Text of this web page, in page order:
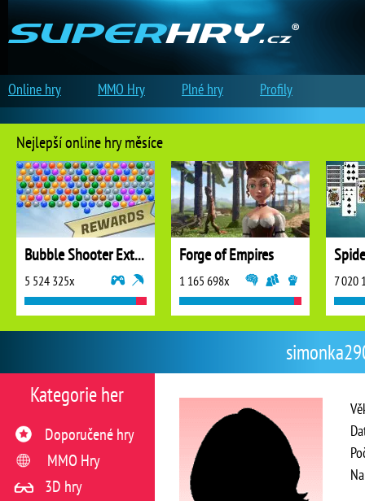
Kategorie her
Doporučené hry
MMO Hry
3D hry
Nejlepší online hry měsíce
Bubble Shooter Extreme
5 524 325x
Forge of Empires
1 165 698x 7 020
Online hry MMO Hry Plné hry Profily